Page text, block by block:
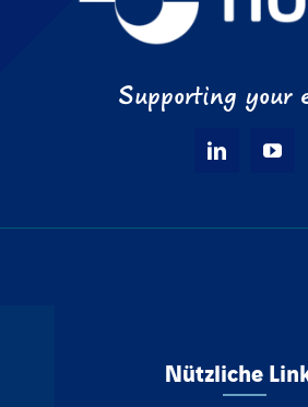
Supporting your
Nützliche